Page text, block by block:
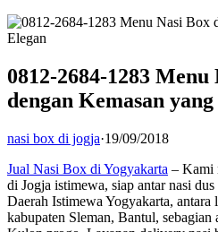
0812-2684-1283
dengan Kemasan
nasi box di jogja·19/09/2018
Jual Nasi Box di Yogyakarta – Kami
di Jogja istimewa, siap antar nasi
Daerah Istimewa Yogyakarta, antara
kabupaten Sleman, Bantul, sebagian